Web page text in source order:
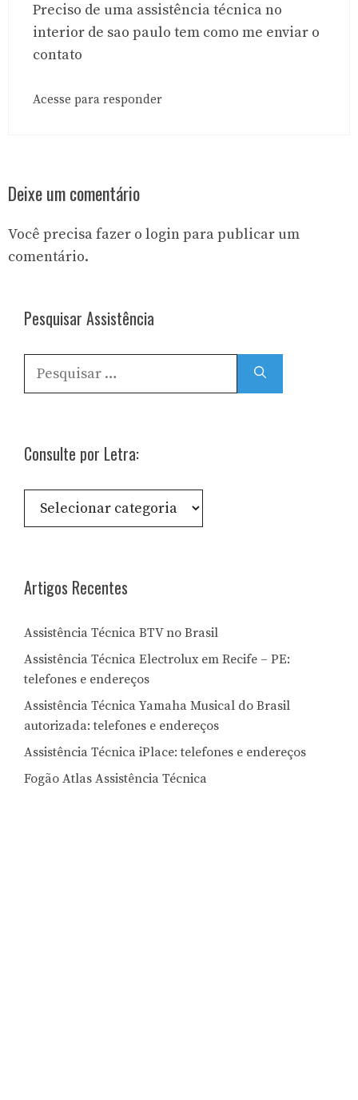
Preciso de uma assistência técnica no
interior de sao paulo tem como me enviar o
contato
Acesse para responder
Deixe um comentário
Você precisa fazer o loginpara publicar um
comentário.
Pesquisar Assistência
Pesquisar
por:
Consulte por Letra:
Consulte
Artigos Recentes
Assistência Técnica BTV no Brasil
Assistência Técnica Electrolux em Recife – PE:
telefones e endereços
Assistência Técnica Yamaha Musical do Brasil
autorizada: telefones e endereços
Assistência Técnica iPlace: telefones e endereços
Fogão Atlas Assistência Técnica